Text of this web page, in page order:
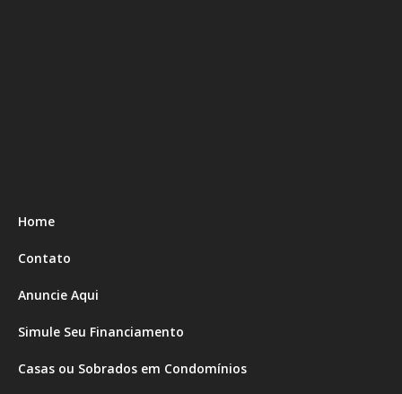
Home
Contato
Anuncie Aqui
Simule Seu Financiamento
Casas ou Sobrados em Condomínios